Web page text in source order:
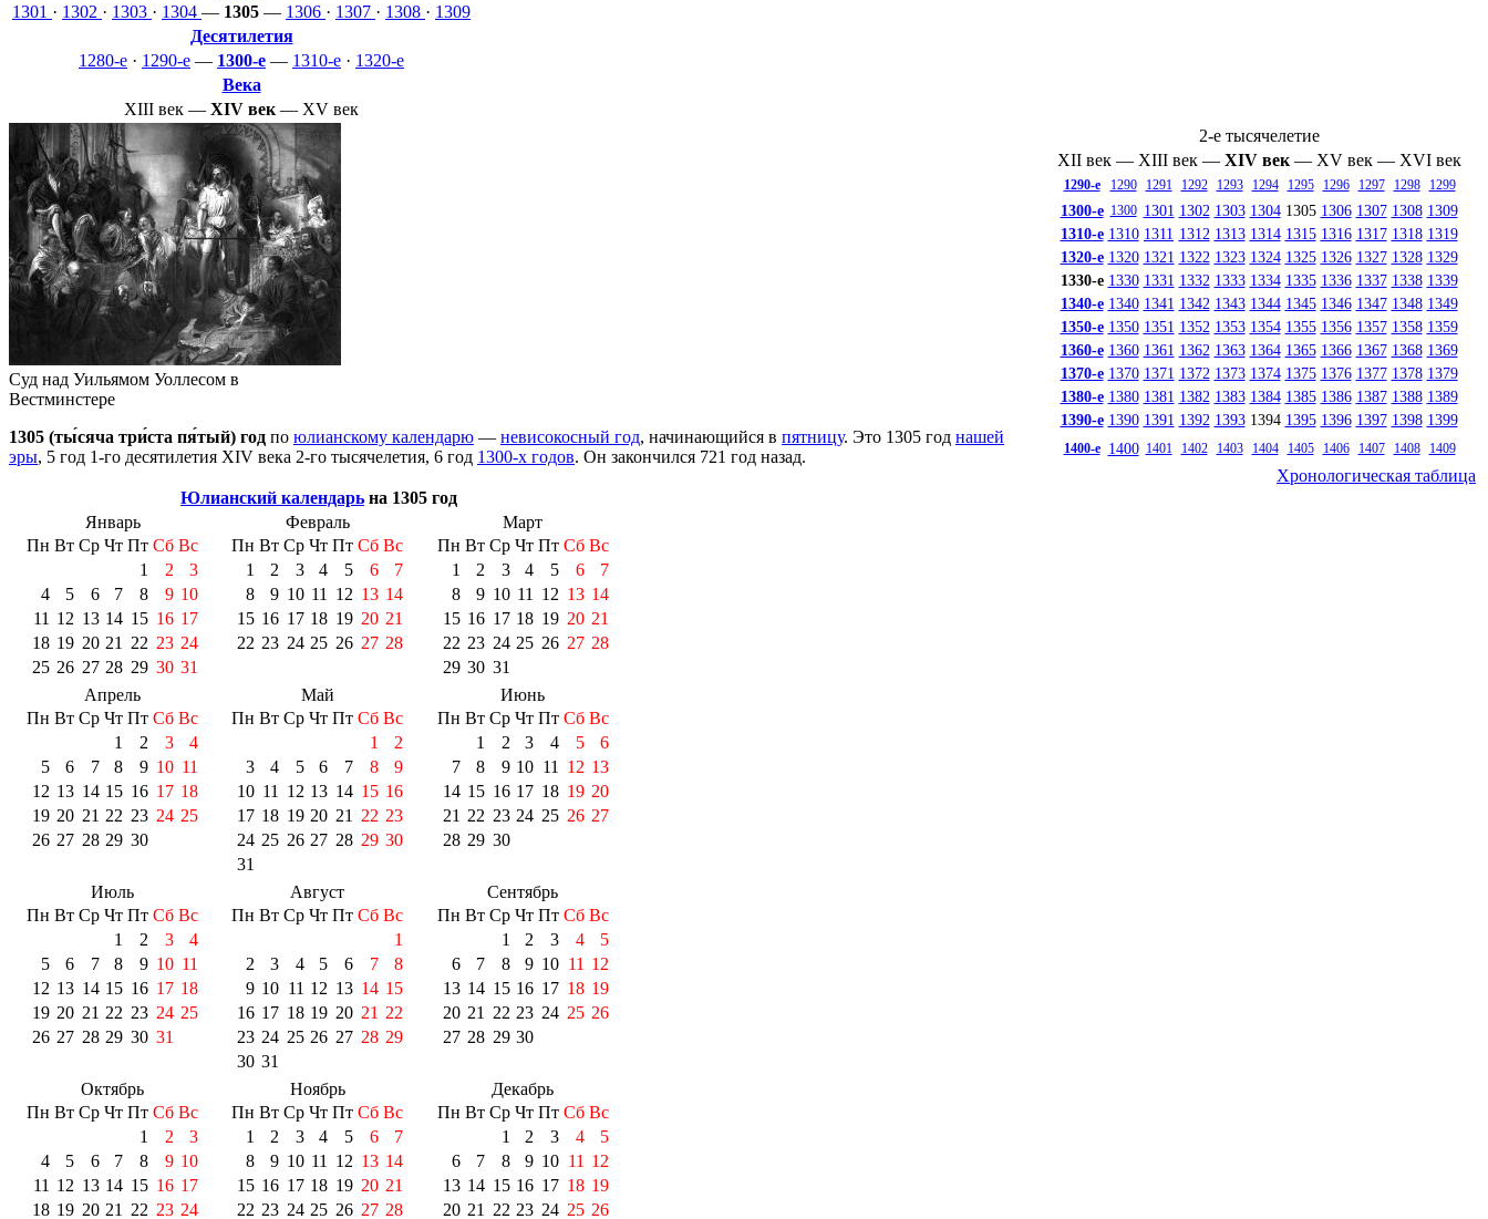
1301 · 1302 · 1303 · 1304 — 1305 — 1306 · 1307 · 1308 · 1309
Десятилетия
1280-е · 1290-е — 1300-е — 1310-е · 1320-е
Века
XIII век — XIV век — XV век
2-е тысячелетие
XII век— XIII век— XIV век— XV век— XVI век
1290-е 1290 1291 1292 1293 1294 1295 1296 1297 1298 1299
1300-е 1300 1301 1302 1303 1304 1305 1306 1307 1308 1309
1310-е 1310 1311 1312 1313 1314 1315 1316 1317 1318 1319
1320-е 1320 1321 1322 1323 1324 1325 1326 1327 1328 1329
1330-е 1330 1331 1332 1333 1334 1335 1336 1337 1338 1339
1340-е 1340 1341 1342 1343 1344 1345 1346 1347 1348 1349
1350-е 1350 1351 1352 1353 1354 1355 1356 1357 1358 1359
1360-е 1360 1361 1362 1363 1364 1365 1366 1367 1368 1369
1370-е 1370 1371 1372 1373 1374 1375 1376 1377 1378 1379
1380-е 1380 1381 1382 1383 1384 1385 1386 1387 1388 1389
1390-е 1390 1391 1392 1393 1394 1395 1396 1397 1398 1399
1400-е 1400 1401 1402 1403 1404 1405 1406 1407 1408 1409
Хронологическая таблица
Суд над Уильямом Уоллесом в
Вестминстере
1305 (ты́сяча три́ста пя́тый) год по юлианскому календарю — невисокосный год, начинающийся в пятницу. Это 1305 год нашей
эры, 5 год 1-го десятилетия XIV века 2-го тысячелетия, 6 год 1300-х годов. Он закончился 721 год назад.
Юлианский календарь на 1305 год
Январь
Пн Вт Ср Чт Пт Сб Вс
1
2
3
4
5 6 7 8 9 10
11 12 13 14 15 16 17
18 19 20 21 22 23 24
25 26 27 28 29 30 31
Февраль
Пн Вт Ср Чт Пт Сб Вс
1
2 3 4 5 6
7
8
9 10 11 12 13 14
15 16 17 18 19 20 21
22 23 24 25 26 27 28
Март
Пн Вт Ср Чт Пт Сб Вс
1
2 3 4 5 6
7
8
9 10 11 12 13 14
15 16 17 18 19 20 21
22 23 24 25 26 27 28
29 30 31
Апрель
Пн Вт Ср Чт Пт Сб Вс
1
2 3
4
5
6 7 8 9 10 11
12 13 14 15 16 17 18
19 20 21 22 23 24 25
26 27 28 29 30
Май
Пн Вт Ср Чт Пт Сб Вс
1
2
3
4 5 6 7 8
9
10 11 12 13 14 15 16
17 18 19 20 21 22 23
24 25 26 27 28 29 30
31
Июнь
Пн Вт Ср Чт Пт Сб Вс
1
2 3 4 5
6
7
8 9 10 11 12 13
14 15 16 17 18 19 20
21 22 23 24 25 26 27
28 29 30
Июль
Пн Вт Ср Чт Пт Сб Вс
1
2 3
4
5
6 7 8 9 10 11
12 13 14 15 16 17 18
19 20 21 22 23 24 25
26 27 28 29 30 31
Август
Пн Вт Ср Чт Пт Сб Вс
1
2
3 4 5 6 7
8
9 10 11 12 13 14 15
16 17 18 19 20 21 22
23 24 25 26 27 28 29
30 31
Сентябрь
Пн Вт Ср Чт Пт Сб Вс
1
2 3 4
5
6
7 8 9 10 11 12
13 14 15 16 17 18 19
20 21 22 23 24 25 26
27 28 29 30
Октябрь
Пн Вт Ср Чт Пт Сб Вс
1
2
3
4
5 6 7 8 9 10
11 12 13 14 15 16 17
18 19 20 21 22 23 24
Ноябрь
Пн Вт Ср Чт Пт Сб Вс
1
2 3 4 5 6
7
8
9 10 11 12 13 14
15 16 17 18 19 20 21
22 23 24 25 26 27 28
Декабрь
Пн Вт Ср Чт Пт Сб Вс
1
2 3 4
5
6
7 8 9 10 11 12
13 14 15 16 17 18 19
20 21 22 23 24 25 26